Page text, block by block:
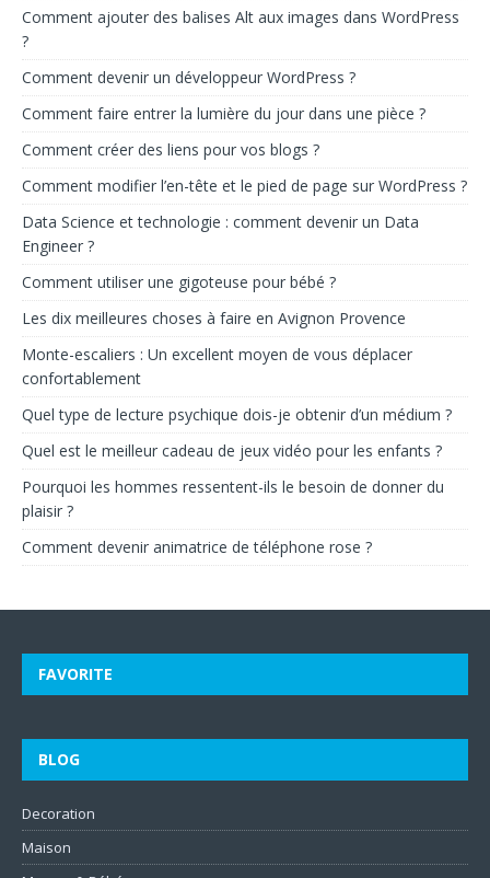
Comment ajouter des balises Alt aux images dans WordPress
?
Comment devenir un développeur WordPress ?
Comment faire entrer la lumière du jour dans une pièce ?
Comment créer des liens pour vos blogs ?
Comment modifier l’en-tête et le pied de page sur WordPress ?
Data Science et technologie : comment devenir un Data
Engineer ?
Comment utiliser une gigoteuse pour bébé ?
Les dix meilleures choses à faire en Avignon Provence
Monte-escaliers : Un excellent moyen de vous déplacer
confortablement
Quel type de lecture psychique dois-je obtenir d’un médium ?
Quel est le meilleur cadeau de jeux vidéo pour les enfants ?
Pourquoi les hommes ressentent-ils le besoin de donner du
plaisir ?
Comment devenir animatrice de téléphone rose ?
FAVORITE
BLOG
Decoration
Maison